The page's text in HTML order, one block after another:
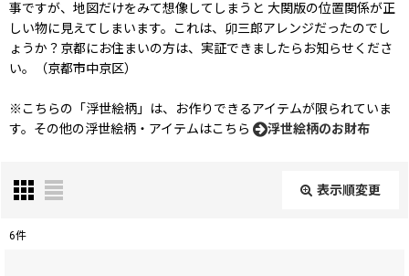
事ですが、地図だけをみて想像してしまうと 大関版の位置関係が正
しい物に見えてしまいます。これは、卯三郎アレンジだったのでし
ょうか？京都にお住まいの方は、実証できましたらお知らせくださ
い。（京都市中京区）
※こちらの「浮世絵柄」は、お作りできるアイテムが限られていま
す。その他の浮世絵柄・アイテムはこちら
浮世絵柄のお財布
表示順変更
6件